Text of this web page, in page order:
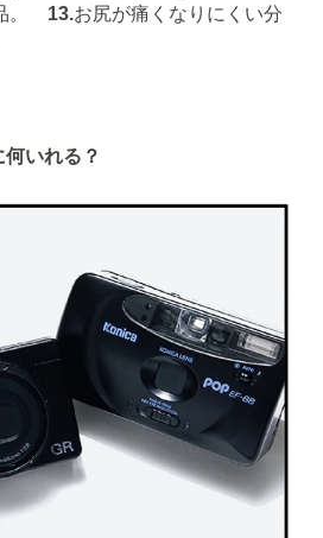
。 13.お尻が痛くなりにくい分
いれる？